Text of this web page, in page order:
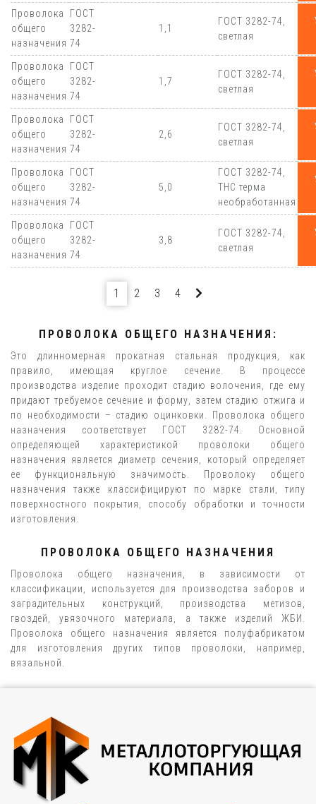
Проволока
общего
назначения
ГОСТ
3282-
74
1,1
ГОСТ 3282-74,
светлая
Проволока
общего
назначения
ГОСТ
3282-
74
1,7
ГОСТ 3282-74,
светлая
Проволока
общего
назначения
ГОСТ
3282-
74
2,6
ГОСТ 3282-74,
светлая
Проволока
общего
назначения
ГОСТ
3282-
74
5,0
ГОСТ 3282-74,
ТНС терма
необработанная
Проволока
общего
назначения
ГОСТ
3282-
74
3,8
ГОСТ 3282-74,
светлая
1 2 3 4
ПРОВОЛОКА ОБЩЕГО НАЗНАЧЕНИЯ:
Это длинномерная прокатная стальная продукция, как
правило, имеющая круглое сечение. В процессе
производства изделие проходит стадию волочения, где ему
придают требуемое сечение и форму, затем стадию отжига и
по необходимости – стадию оцинковки. Проволока общего
назначения соответствует ГОСТ 3282-74. Основной
определяющей характеристикой проволоки общего
назначения является диаметр сечения, который определяет
ее функциональную значимость. Проволоку общего
назначения также классифицируют по марке стали, типу
поверхностного покрытия, способу обработки и точности
изготовления.
ПРОВОЛОКА ОБЩЕГО НАЗНАЧЕНИЯ
Проволока общего назначения, в зависимости от
классификации, используется для производства заборов и
заградительных конструкций, производства метизов,
гвоздей, увязочного материала, а также изделий ЖБИ.
Проволока общего назначения является полуфабрикатом
для изготовления других типов проволоки, например,
вязальной.